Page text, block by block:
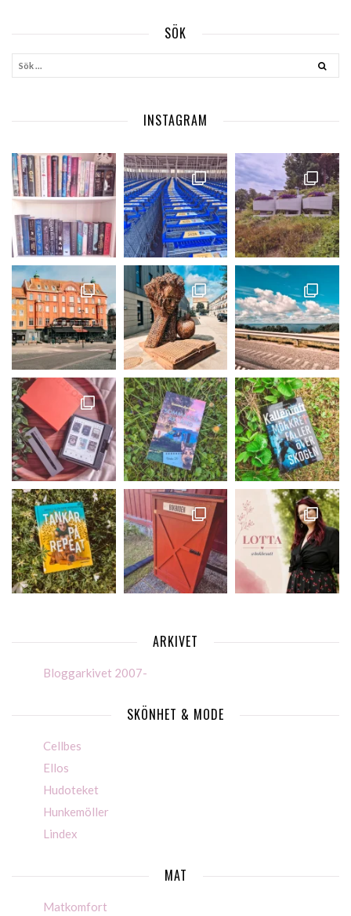
SÖK
INSTAGRAM
ARKIVET
Bloggarkivet 2007-
SKÖNHET & MODE
Cellbes
Ellos
Hudoteket
Hunkemöller
Lindex
MAT
Matkomfort